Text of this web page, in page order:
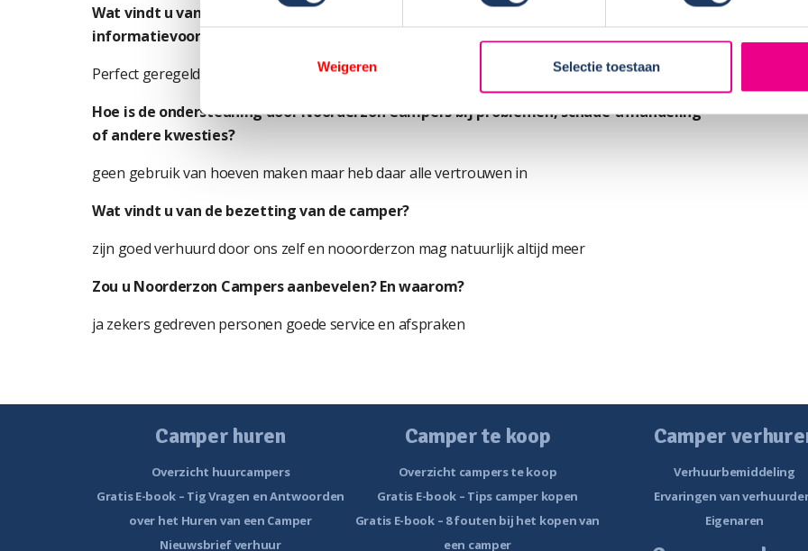
Weigeren Selectie toestaan
Wat vindt u van de dienstverlening van Noorderzon Campers (contracten,
informatievoorziening naar huurders en eigenaren etc)?
Perfect geregeld korte snelle lijnen en alles ook financieel god volgens afspraak geregeld
Hoe is de ondersteuning door Noorderzon Campers bij problemen, schade-afhandeling
of andere kwesties?
geen gebruik van hoeven maken maar heb daar alle vertrouwen in
Wat vindt u van de bezetting van de camper?
zijn goed verhuurd door ons zelf en nooorderzon mag natuurlijk altijd meer
Zou u Noorderzon Campers aanbevelen? En waarom?
ja zekers gedreven personen goede service en afspraken
Camper huren
Overzicht huurcampers
Gratis E-book – Tig Vragen en Antwoorden
over het Huren van een Camper
Nieuwsbrief verhuur
Camper te koop
Overzicht campers te koop
Gratis E-book – Tips camper kopen
Gratis E-book – 8 fouten bij het kopen van
een camper
Camper
Verhuurbemiddeling
Ervaringen van
Eigenaren